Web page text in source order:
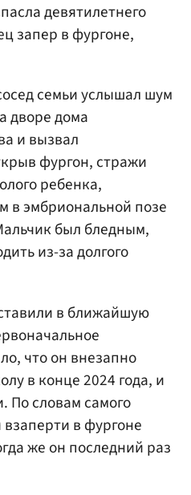
девятилетнего
запер в фургоне,
семьи услышал шум
дворе дома
и вызвал
фургон, стражи
ребенка,
в эмбриональной позе
был бледным,
из-за долгого
в ближайшую
что он внезапно
в конце 2024 года, и
По словам самого
в фургоне
же он последний раз